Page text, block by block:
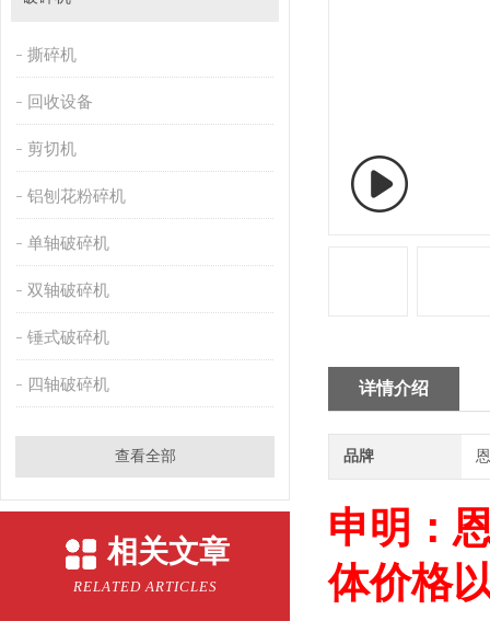
撕碎机
回收设备
剪切机
铝刨花粉碎机
单轴破碎机
双轴破碎机
锤式破碎机
四轴破碎机
查看全部
相关文章
RELATED ARTICLES
详情介绍
品牌
申明：
体价格